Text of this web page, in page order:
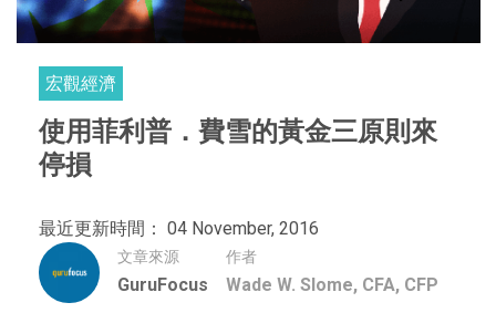
宏觀經濟
使用菲利普．費雪的黃金三原則來
停損
最近更新時間： 04 November, 2016
文章來源
GuruFocus
作者
Wade W. Slome, CFA, CFP